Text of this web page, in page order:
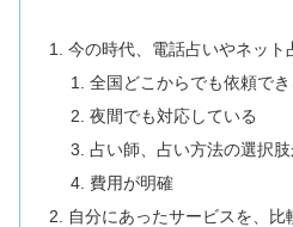
今の時代、電話占いやネット
全国どこからでも依頼でき
夜間でも対応している
占い師、占い方法の選択
費用が明確
自分にあったサービスを、比